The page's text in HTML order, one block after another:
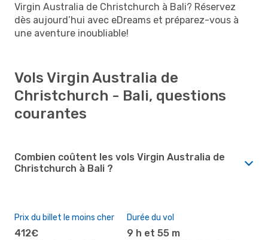
Virgin Australia de Christchurch à Bali? Réservez
dès aujourd’hui avec eDreams et préparez-vous à
une aventure inoubliable!
Vols Virgin Australia de
Christchurch - Bali, questions
courantes
Combien coûtent les vols Virgin Australia de
Christchurch à Bali ?
Prix du billet le moins cher
412€
Durée du vol
9 h et 55 m